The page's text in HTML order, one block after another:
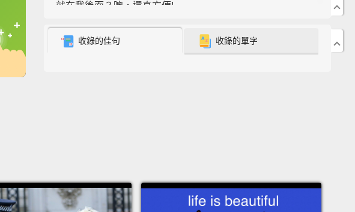
就在我後面？噢，還真方便!
Now, what do you do?
噴灑空氣芳香劑
收錄的佳句 收錄的單字